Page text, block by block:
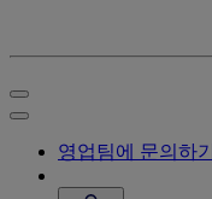
영업팀에 문의하기